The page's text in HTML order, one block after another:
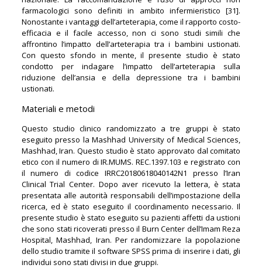
farmacologici sono definiti in ambito infermieristico [31].
Nonostante i vantaggi dell’arteterapia, come il rapporto costo-
efficacia e il facile accesso, non ci sono studi simili che
affrontino l’impatto dell’arteterapia tra i bambini ustionati.
Con questo sfondo in mente, il presente studio è stato
condotto per indagare l’impatto dell’arteterapia sulla
riduzione dell’ansia e della depressione tra i bambini
ustionati.
Materiali e metodi
Questo studio clinico randomizzato a tre gruppi è stato
eseguito presso la Mashhad University of Medical Sciences,
Mashhad, Iran. Questo studio è stato approvato dal comitato
etico con il numero di IR.MUMS. REC.1397.103 e registrato con
il numero di codice IRRC20180618040142N1 presso l’Iran
Clinical Trial Center. Dopo aver ricevuto la lettera, è stata
presentata alle autorità responsabili dell’impostazione della
ricerca, ed è stato eseguito il coordinamento necessario. Il
presente studio è stato eseguito su pazienti affetti da ustioni
che sono stati ricoverati presso il Burn Center dell’Imam Reza
Hospital, Mashhad, Iran. Per randomizzare la popolazione
dello studio tramite il software SPSS prima di inserire i dati, gli
individui sono stati divisi in due gruppi.